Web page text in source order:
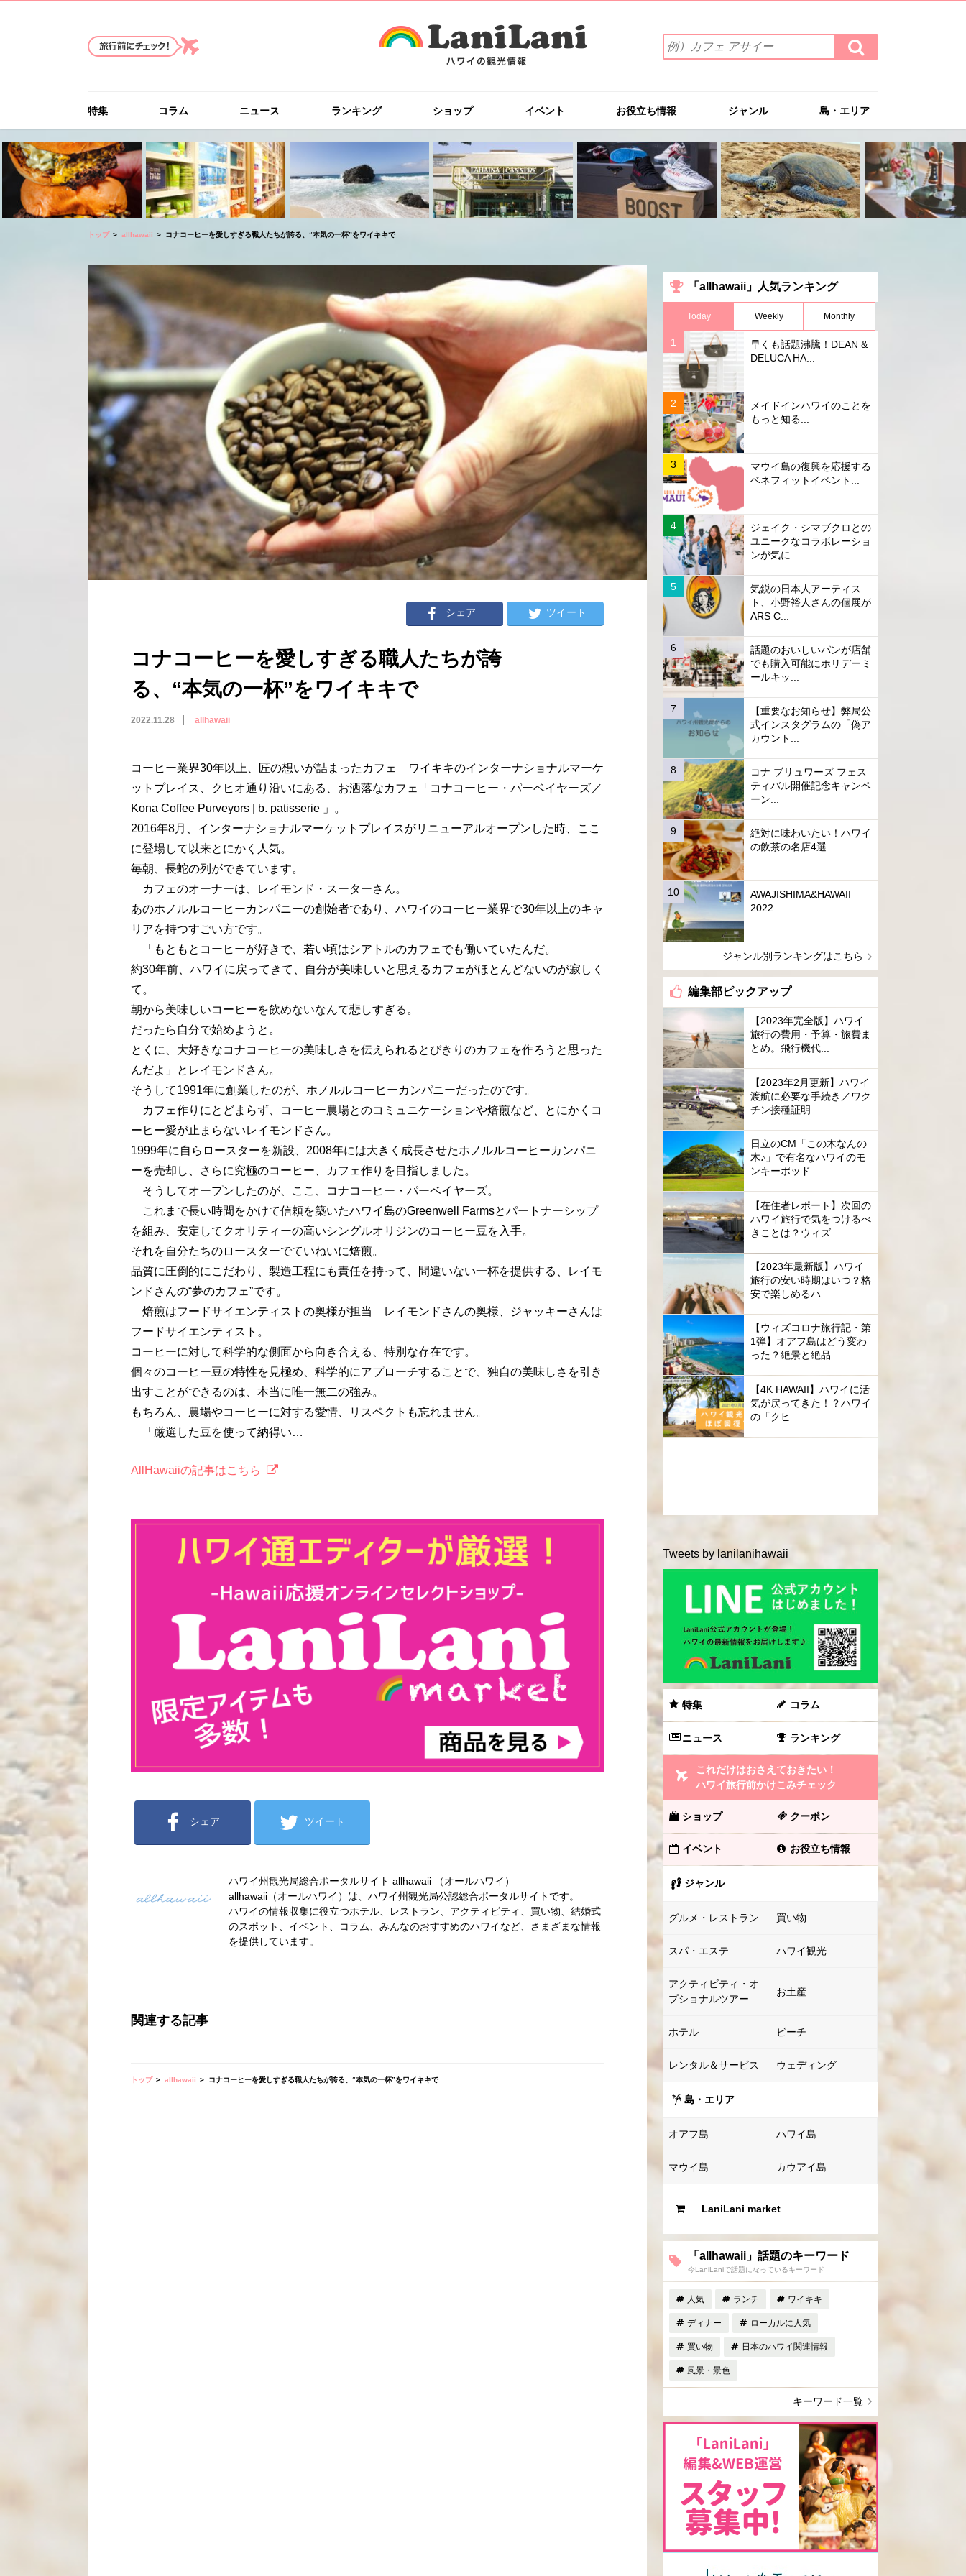
索
ワ
を
入
力
(例）
カ
フ
ェ
イ
ー
検
索
す
特集 コラム ニュース ランキング ショップ イベント お役立ち情報 ジャンル 島・エリア
トップ allhawaii コナコーヒーを愛しすぎる職人たちが誇る、“本気の一杯”をワイキキで
シェア ツイート
コナコーヒーを愛しすぎる職人たちが誇
る、“本気の一杯”をワイキキで
2022.11.28 allhawaii
コーヒー業界30年以上、匠の想いが詰まったカフェ ワイキキのインターナショナルマーケ
ットプレイス、クヒオ通り沿いにある、お洒落なカフェ「コナコーヒー・パーベイヤーズ／
Kona Coffee Purveyors | b. patisserie 」。
2016年8月、インターナショナルマーケットプレイスがリニューアルオープンした時、ここ
に登場して以来とにかく人気。
毎朝、長蛇の列ができています。
カフェのオーナーは、レイモンド・スーターさん。
あのホノルルコーヒーカンパニーの創始者であり、ハワイのコーヒー業界で30年以上のキャ
リアを持つすごい方です。
「もともとコーヒーが好きで、若い頃はシアトルのカフェでも働いていたんだ。
約30年前、ハワイに戻ってきて、自分が美味しいと思えるカフェがほとんどないのが寂しく
て。
朝から美味しいコーヒーを飲めないなんて悲しすぎる。
だったら自分で始めようと。
とくに、大好きなコナコーヒーの美味しさを伝えられるとびきりのカフェを作ろうと思った
んだよ」とレイモンドさん。
そうして1991年に創業したのが、ホノルルコーヒーカンパニーだったのです。
カフェ作りにとどまらず、コーヒー農場とのコミュニケーションや焙煎など、とにかくコ
ーヒー愛が止まらないレイモンドさん。
1999年に自らロースターを新設、2008年には大きく成長させたホノルルコーヒーカンパニ
ーを売却し、さらに究極のコーヒー、カフェ作りを目指しました。
そうしてオープンしたのが、ここ、コナコーヒー・パーベイヤーズ。
これまで長い時間をかけて信頼を築いたハワイ島のGreenwell Farmsとパートナーシップ
を組み、安定してクオリティーの高いシングルオリジンのコーヒー豆を入手。
それを自分たちのロースターでていねいに焙煎。
品質に圧倒的にこだわり、製造工程にも責任を持って、間違いない一杯を提供する、レイモ
ンドさんの“夢のカフェ”です。
焙煎はフードサイエンティストの奥様が担当 レイモンドさんの奥様、ジャッキーさんは
フードサイエンティスト。
コーヒーに対して科学的な側面から向き合える、特別な存在です。
個々のコーヒー豆の特性を見極め、科学的にアプローチすることで、独自の美味しさを引き
出すことができるのは、本当に唯一無二の強み。
もちろん、農場やコーヒーに対する愛情、リスペクトも忘れません。
「厳選した豆を使って納得い…
AllHawaiiの記事はこちら
シェア ツイート
ハワイ州観光局総合ポータルサイト allhawaii （オールハワイ）
allhawaii（オールハワイ）は、ハワイ州観光局公認総合ポータルサイトです。
ハワイの情報収集に役立つホテル、レストラン、アクティビティ、買い物、結婚式
のスポット、イベント、コラム、みんなのおすすめのハワイなど、さまざまな情報
を提供しています。
関連する記事
トップ allhawaii コナコーヒーを愛しすぎる職人たちが誇る、“本気の一杯”をワイキキで
「allhawaii」人気ランキング
Today Weekly Monthly
早くも話題沸騰！DEAN &
DELUCA HA...
メイドインハワイのことを
もっと知る...
マウイ島の復興を応援する
ベネフィットイベント...
ジェイク・シマブクロとの
ユニークなコラボレーショ
ンが気に...
気鋭の日本人アーティス
ト、小野裕人さんの個展が
ARS C...
話題のおいしいパンが店舗
でも購入可能にホリデーミ
ールキッ...
【重要なお知らせ】弊局公
式インスタグラムの「偽ア
カウント...
コナ ブリュワーズ フェス
ティバル開催記念キャンペ
ーン...
絶対に味わいたい！ハワイ
の飲茶の名店4選...
AWAJISHIMA&HAWAII
2022
ジャンル別ランキングはこちら
編集部ピックアップ
【2023年完全版】ハワイ
旅行の費用・予算・旅費ま
とめ。飛行機代...
【2023年2月更新】ハワイ
渡航に必要な手続き／ワク
チン接種証明...
日立のCM「この木なんの
木♪」で有名なハワイのモ
ンキーポッド
【在住者レポート】次回の
ハワイ旅行で気をつけるべ
きことは？ウィズ...
【2023年最新版】ハワイ
旅行の安い時期はいつ？格
安で楽しめるハ...
【ウィズコロナ旅行記・第
1弾】オアフ島はどう変わ
った？絶景と絶品...
【4K HAWAII】ハワイに活
気が戻ってきた！？ハワイ
の「クヒ...
Tweets by lanilanihawaii
特集 コラム
ニュース ランキング
これだけはおさえておきたい！
ハワイ旅行前かけこみチェック
ショップ クーポン
イベント お役立ち情報
ジャンル
グルメ・レストラン 買い物
スパ・エステ ハワイ観光
アクティビティ・オ
プショナルツアー
お土産
ホテル ビーチ
レンタル＆サービス ウェディング
島・エリア
オアフ島 ハワイ島
マウイ島 カウアイ島
LaniLani market
「allhawaii」話題のキーワード
今LaniLaniで話題になっているキーワード
人気 ランチ ワイキキ
ディナー ローカルに人気
買い物 日本のハワイ関連情報
風景・景色
キーワード一覧